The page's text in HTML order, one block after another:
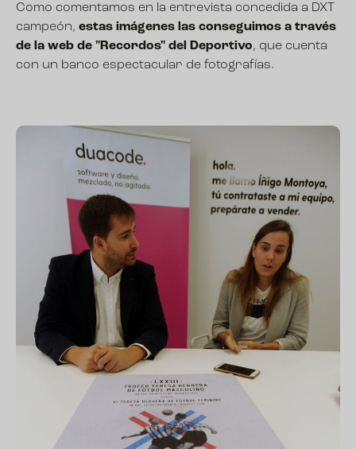
Como comentamos en la entrevista concedida a DXT
campeón, estas imágenes las conseguimos a través
de la web de "Recordos" del Deportivo, que cuenta
con un banco espectacular de fotografías.